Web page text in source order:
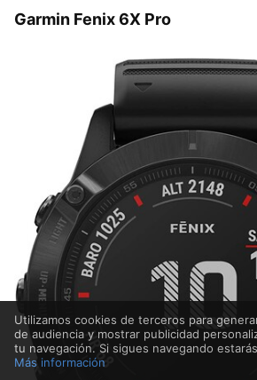
Garmin Fenix ​​6X Pro
Utilizamos cookies de terceros para
de audiencia y mostrar publicidad
tu navegación. Si sigues navegando
Más información